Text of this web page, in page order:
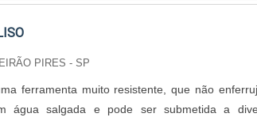
resistente aos mais variados fatores, a
entre outros, é por isso que a
indispensável para uso em empresas de
serviços; Indústrias de diversos setores;
algumas opções de uso deste
PIRES - SP
ferramenta muito resistente, que não
água salgada e pode ser submetida a